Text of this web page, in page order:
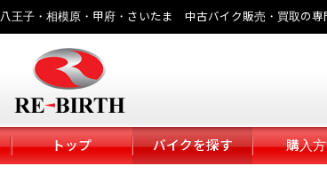
八王子・相模原・甲府・さいたま 中古バイク販売・買取の専
トップ バイクを探す 購入